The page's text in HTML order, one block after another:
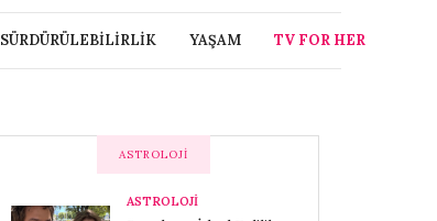
SÜRDÜRÜLEBİLİRLİK YAŞAM TV FOR HER
ASTROLOJI
ASTROLOJİ